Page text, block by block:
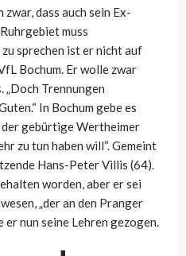
dass auch sein Ex-
muss
sprechen ist er nicht auf
Bochum. Er wolle zwar
„Doch Trennungen
In Bochum gebe es
der gebürtige Wertheimer
zu tun haben will“. Gemeint
Hans-Peter Villis (64).
worden, aber er sei
„der an den Pranger
er nun seine Lehren gezogen.